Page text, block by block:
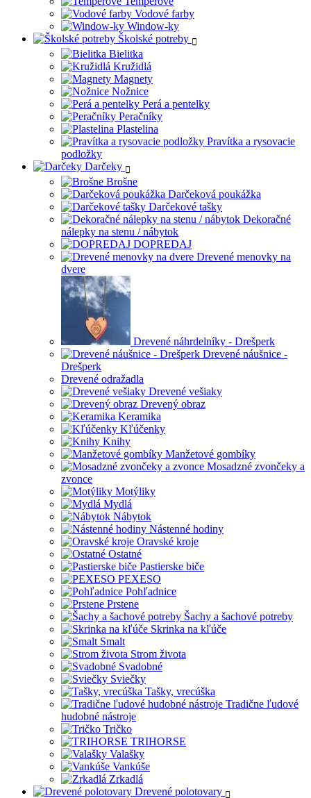
Vodové farby
Window-ky
Školské potreby
Bielitka
Kružidlá
Magnety
Nožnice
Perá a pentelky
Peračníky
Plastelina
Pravítka a rysovacie
podložky
Darčeky
Brošne
Darčeková poukážka
Darčekové tašky
Dekoračné
nálepky na stenu / nábytok
DOPREDAJ
Drevené menovky na
dvere
Drevené náhrdelníky - Drešperk
Drevené náušnice -
Drešperk
Drevené odražadla
Drevené vešiaky
Drevený obraz
Keramika
Kľúčenky
Knihy
Manžetové gombíky
Mosadzné zvončeky a
zvonce
Motýliky
Mydlá
Nábytok
Nástenné hodiny
Oravské kroje
Ostatné
Pastierske biče
PEXESO
Pohľadnice
Prstene
Šachy a šachové potreby
Skrinka na kľúče
Smalt
Strom života
Svadobné
Sviečky
Tašky, vrecúška
Tradične ľudové
hudobné nástroje
Tričko
TRIHORSE
Valašky
Vankúše
Zrkadlá
Drevené polotovary